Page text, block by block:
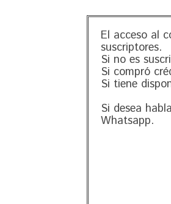
El acceso al
suscriptores.
Si no es
Si compró
Si tiene
Si desea
Whatsapp.